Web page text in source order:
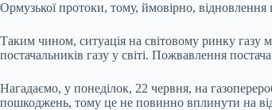
Ормузької протоки, тому, ймовірно, відновлення
Таким чином, ситуація на світовому ринку газу
постачальників газу у світі. Пожвавлення
Нагадаємо, у понеділок, 22 червня, на
пошкоджень, тому це не повинно вплинути на